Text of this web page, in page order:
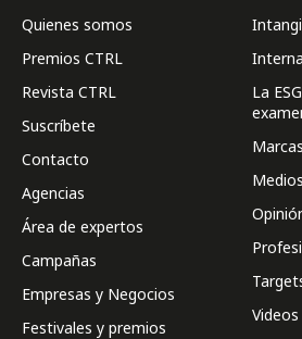
Quienes somos
Premios CTRL
Revista CTRL
Suscríbete
Contacto
Agencias
Área de expertos
Campañas
Empresas y Negocios
Festivales y premios
La
Medios
Videos